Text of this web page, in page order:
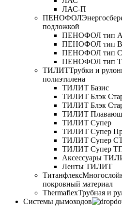
ЛАС-П
ПЕНОФОЛ
подложкой
ПЕНОФОЛ тип А
ПЕНОФОЛ тип B
ПЕНОФОЛ тип C
ПЕНОФОЛ тип T
ТИЛИТТрубки и
полиэтилена
ТИЛИТ Базис
ТИЛИТ Блэк
ТИЛИТ Блэк
ТИЛИТ
ТИЛИТ Супер
ТИЛИТ Супер
ТИЛИТ Супер
ТИЛИТ Супер
Аксессуары
Ленты ТИЛИТ
Титанфлекс
покровный материал
ThermaflexТрубная и
Cистемы дымоходов